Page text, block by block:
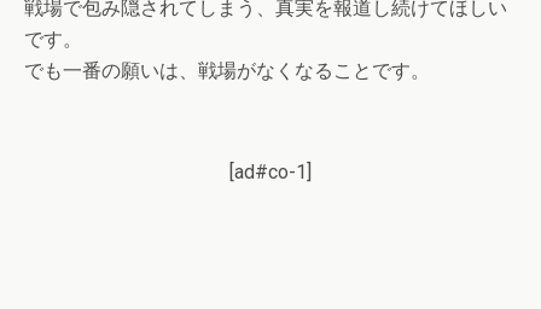
戦場で包み隠されてしまう、真実を報道し続けてほしい
です。
でも一番の願いは、戦場がなくなることです。
[ad#co-1]